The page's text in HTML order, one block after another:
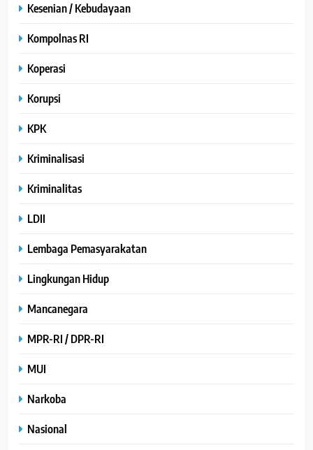
Kesenian / Kebudayaan
Kompolnas RI
Koperasi
Korupsi
KPK
Kriminalisasi
Kriminalitas
LDII
Lembaga Pemasyarakatan
Lingkungan Hidup
Mancanegara
MPR-RI / DPR-RI
MUI
Narkoba
Nasional